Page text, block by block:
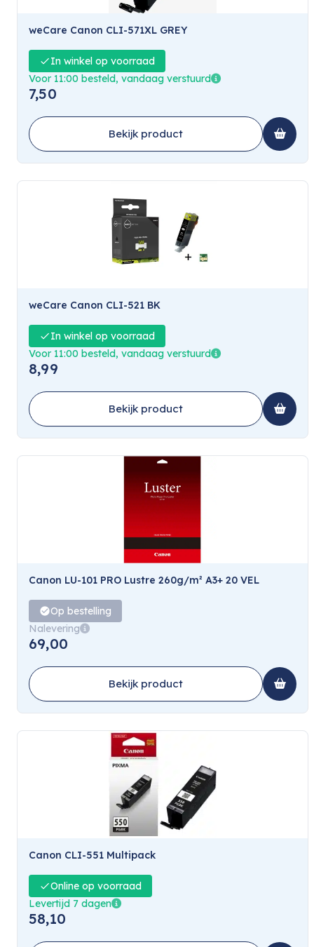
weCare Canon CLI-571XL GREY
In winkel op voorraad
Voor 11:00 besteld, vandaag verstuurd
7,50
Bekijk product
weCare Canon CLI-521 BK
In winkel op voorraad
Voor 11:00 besteld, vandaag verstuurd
8,99
Bekijk product
Canon LU-101 PRO Lustre 260g/m² A3+ 20 VEL
Op bestelling
Nalevering
69,00
Bekijk product
Canon CLI-551 Multipack
Online op voorraad
Levertijd 7 dagen
58,10